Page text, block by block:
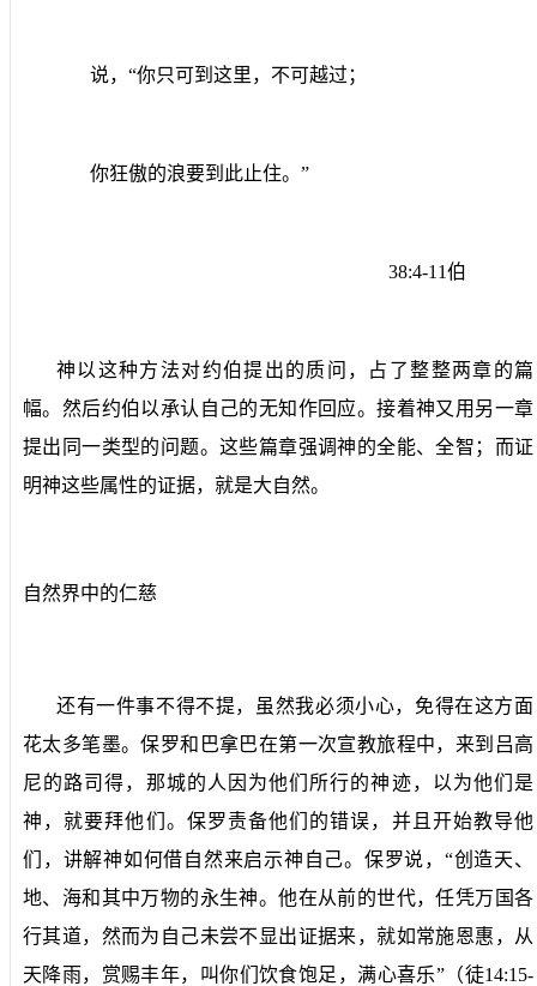
说，“你只可到这里，不可越过；
你狂傲的浪要到此止住。”
伯
38:4-11
神以这种方法对约伯提出的质问，占了整整两章的篇
幅。然后约伯以承认自己的无知作回应。接着神又用另一章
提出同一类型的问题。这些篇章强调神的全能、全智；而证
明神这些属性的证据，就是大自然。
自然界中的仁慈
还有一件事不得不提，虽然我必须小心，免得在这方面
花太多笔墨。保罗和巴拿巴在第一次宣教旅程中，来到吕高
尼的路司得，那城的人因为他们所行的神迹，以为他们是
神，就要拜他们。保罗责备他们的错误，并且开始教导他
们，讲解神如何借自然来启示神自己。保罗说，“创造天、
地、海和其中万物的永生神。他在从前的世代，任凭万国各
行其道，然而为自己未尝不显出证据来，就如常施恩惠，从
天降雨，赏赐丰年，叫你们饮食饱足，满心喜乐”（徒14:15-